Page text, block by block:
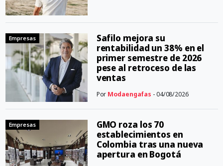
Empresas
Safilo mejora su
rentabilidad un 38% en el
primer semestre de 2026
pese al retroceso de las
ventas
Por Modaengafas - 04/08/2026
Empresas
GMO roza los 70
establecimientos en
Colombia tras una nueva
apertura en Bogotá